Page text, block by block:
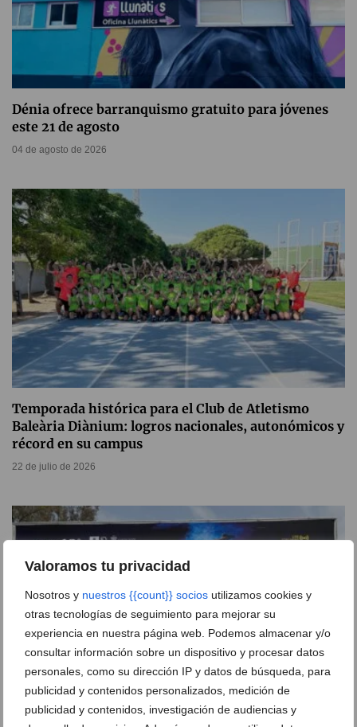
Valoramos tu privacidad
Nosotros y nuestros {{count}} socios utilizamos cookies y
otras tecnologías de seguimiento para mejorar su
experiencia en nuestra página web. Podemos almacenar y/o
consultar información sobre un dispositivo y procesar datos
personales, como su dirección IP y datos de búsqueda, para
publicidad y contenidos personalizados, medición de
publicidad y contenidos, investigación de audiencias y
Dénia ofrece barranquismo gratuito para jóvenes
este 21 de agosto
04 de agosto de 2026
Temporada histórica para el Club de Atletismo
Baleària Diànium: logros nacionales, autonómicos y
récord en su campus
22 de julio de 2026